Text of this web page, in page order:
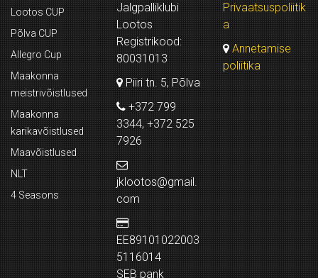
Lootos CUP
Põlva CUP
Allegro Cup
Maakonna
meistrivõistlused
Maakonna
karikavõistlused
Maavõistlused
NLT
4 Seasons
Jalgpalliklubi
Lootos
Registrikood:
80031013
Piiri tn. 5, Põlva
+372 799
3344, +372 525
7926
jklootos@gmail.
com
EE89101022003
5116014
SEB pank
Privaatsuspoliitik
a
Annetamise
poliitika